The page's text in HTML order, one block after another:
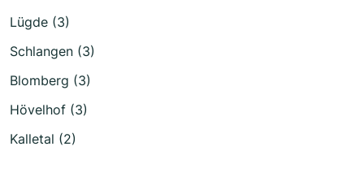
Lügde (3)
Schlangen (3)
Blomberg (3)
Hövelhof (3)
Kalletal (2)